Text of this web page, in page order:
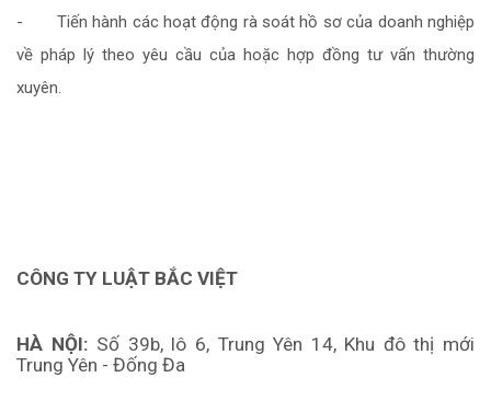
- Tiến hành các hoạt động rà soát hồ sơ của doanh nghiệp
về pháp lý theo yêu cầu của hoặc hợp đồng tư vấn thường
xuyên.
CÔNG TY LUẬT BẮC VIỆT
HÀ NỘI: Số 39b, lô 6, Trung Yên 14, Khu đô thị mới
Trung Yên - Đống Đa